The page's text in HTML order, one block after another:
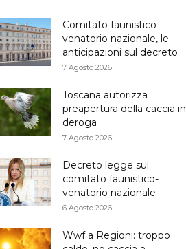
Comitato faunistico-
venatorio nazionale, le
anticipazioni sul decreto
7 Agosto 2026
Toscana autorizza
preapertura della caccia in
deroga
7 Agosto 2026
Decreto legge sul
comitato faunistico-
venatorio nazionale
6 Agosto 2026
Wwf a Regioni: troppo